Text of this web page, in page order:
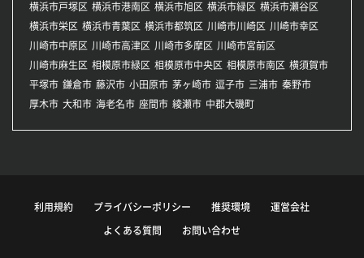
横浜市戸塚区 横浜市港南区 横浜市旭区 横浜市緑区 横浜市瀬谷区
横浜市栄区 横浜市青葉区 横浜市都筑区 川崎市川崎区 川崎市幸区
川崎市中原区 川崎市高津区 川崎市多摩区 川崎市宮前区
川崎市麻生区 相模原市緑区 相模原市中央区 相模原市南区 横須賀市
平塚市 鎌倉市 藤沢市 小田原市 茅ヶ崎市 逗子市 三浦市 秦野市
厚木市 大和市 海老名市 座間市 綾瀬市 中郡大磯町
利用規約 プライバシーポリシー 推奨環境 運営会社
よくある質問 お問い合わせ